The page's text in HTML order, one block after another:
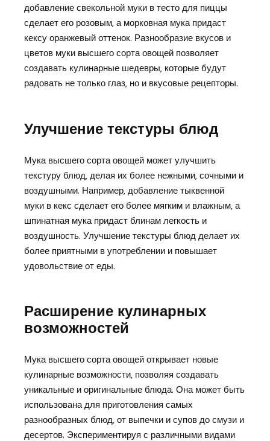
добавление свекольной муки в тесто для пиццы
сделает его розовым‚ а морковная мука придаст
кексу оранжевый оттенок. Разнообразие вкусов и
цветов муки высшего сорта овощей позволяет
создавать кулинарные шедевры‚ которые будут
радовать не только глаз‚ но и вкусовые рецепторы.
Улучшение текстуры блюд
Мука высшего сорта овощей может улучшить
текстуру блюд‚ делая их более нежными‚ сочными и
воздушными. Например‚ добавление тыквенной
муки в кекс сделает его более мягким и влажным‚ а
шпинатная мука придаст блинам легкость и
воздушность. Улучшение текстуры блюд делает их
более приятными в употреблении и повышает
удовольствие от еды.
Расширение кулинарных
возможностей
Мука высшего сорта овощей открывает новые
кулинарные возможности‚ позволяя создавать
уникальные и оригинальные блюда. Она может быть
использована для приготовления самых
разнообразных блюд‚ от выпечки и супов до смузи и
десертов. Экспериментируя с различными видами